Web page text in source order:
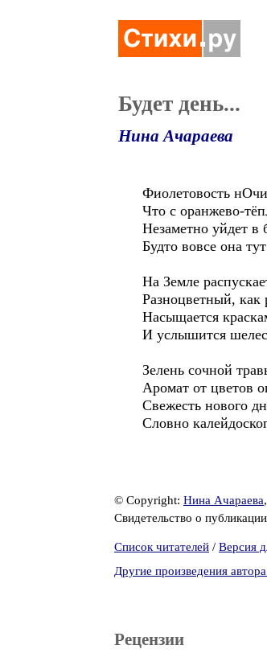
Будет день...
Нина Ачараева
Фиолетовость
Что с оранжево-
Незаметно уйдет в
Будто вовсе она
На Земле
Разноцветный,
Насыщается
И услышится
Зелень сочной
Аромат от цветов
Свежесть нового
Словно
© Copyright: Нина Ачараева
Свидетельство о
Список читателей / Версия
Другие произведения
Рецензии